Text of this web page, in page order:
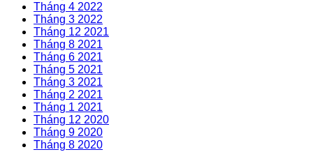
Tháng 4 2022
Tháng 3 2022
Tháng 12 2021
Tháng 8 2021
Tháng 6 2021
Tháng 5 2021
Tháng 3 2021
Tháng 2 2021
Tháng 1 2021
Tháng 12 2020
Tháng 9 2020
Tháng 8 2020